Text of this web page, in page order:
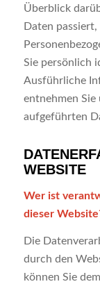
Überblick
Daten
Sie persönlich
Ausführliche
entnehmen Sie
aufgeführten
WEBSITE
Wer ist
dieser
Die
durch den
können Sie